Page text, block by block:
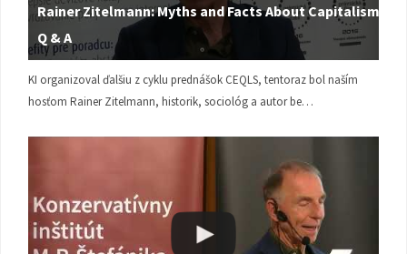
Rainer Zitelmann: Myths and Facts About Capitalism |
Q & A
KI organizoval ďalšiu z cyklu prednášok CEQLS, tentoraz bol naším
hosťom Rainer Zitelmann, historik, sociológ a autor be…